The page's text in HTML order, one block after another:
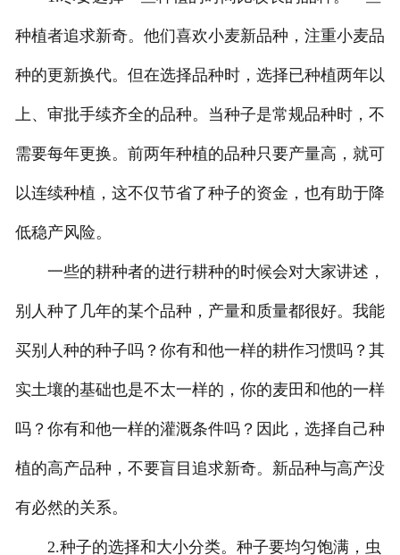
种植者追求新奇。他们喜欢小麦新品种，注重小麦品
种的更新换代。但在选择品种时，选择已种植两年以
上、审批手续齐全的品种。当种子是常规品种时，不
需要每年更换。前两年种植的品种只要产量高，就可
以连续种植，这不仅节省了种子的资金，也有助于降
低稳产风险。
一些的耕种者的进行耕种的时候会对大家讲述，
别人种了几年的某个品种，产量和质量都很好。我能
买别人种的种子吗？你有和他一样的耕作习惯吗？其
实土壤的基础也是不太一样的，你的麦田和他的一样
吗？你有和他一样的灌溉条件吗？因此，选择自己种
植的高产品种，不要盲目追求新奇。新品种与高产没
有必然的关系。
2.种子的选择和大小分类。种子要均匀饱满，虫